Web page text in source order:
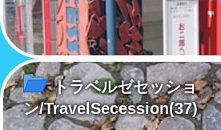
トラベルゼセッショ
ン/TravelSecession(37)